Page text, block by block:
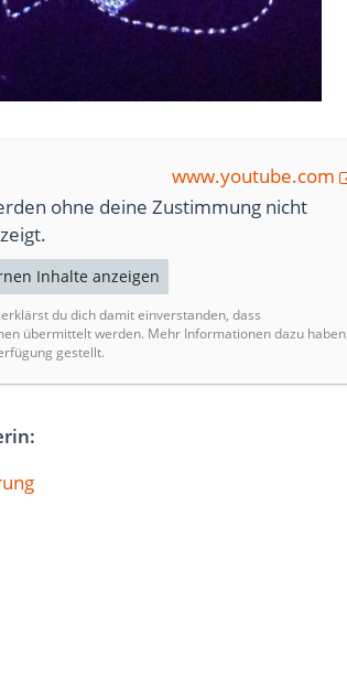
www.youtube.com
ohne deine Zustimmung nicht
Inhalte anzeigen
du dich damit einverstanden, dass
übermittelt werden. Mehr Informationen dazu haben
gestellt.